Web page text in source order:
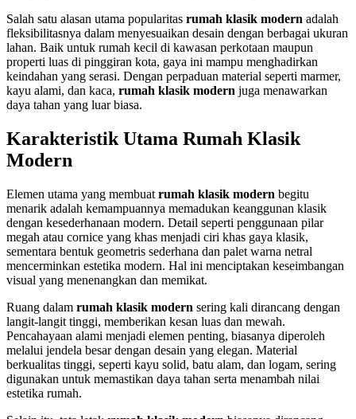
Salah satu alasan utama popularitas rumah klasik modern adalah
fleksibilitasnya dalam menyesuaikan desain dengan berbagai ukuran
lahan. Baik untuk rumah kecil di kawasan perkotaan maupun
properti luas di pinggiran kota, gaya ini mampu menghadirkan
keindahan yang serasi. Dengan perpaduan material seperti marmer,
kayu alami, dan kaca, rumah klasik modern juga menawarkan
daya tahan yang luar biasa.
Karakteristik Utama Rumah Klasik
Modern
Elemen utama yang membuat rumah klasik modern begitu
menarik adalah kemampuannya memadukan keanggunan klasik
dengan kesederhanaan modern. Detail seperti penggunaan pilar
megah atau cornice yang khas menjadi ciri khas gaya klasik,
sementara bentuk geometris sederhana dan palet warna netral
mencerminkan estetika modern. Hal ini menciptakan keseimbangan
visual yang menenangkan dan memikat.
Ruang dalam rumah klasik modern sering kali dirancang dengan
langit-langit tinggi, memberikan kesan luas dan mewah.
Pencahayaan alami menjadi elemen penting, biasanya diperoleh
melalui jendela besar dengan desain yang elegan. Material
berkualitas tinggi, seperti kayu solid, batu alam, dan logam, sering
digunakan untuk memastikan daya tahan serta menambah nilai
estetika rumah.